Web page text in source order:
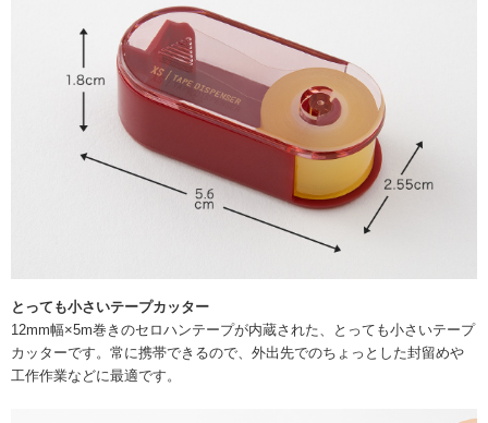
とっても小さいテープカッター
12mm幅×5m巻きのセロハンテープが内蔵された、とっても小さいテープ
カッターです。常に携帯できるので、外出先でのちょっとした封留めや
工作作業などに最適です。